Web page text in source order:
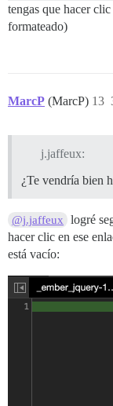
tengas que hacer
formateado)
MarcP (MarcP) 13
j.jaffeux:
¿Te vendría bien
@j.jaffeux
logré
hacer clic en ese
está vacío: